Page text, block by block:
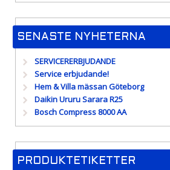
SENASTE NYHETERNA
SERVICERERBJUDANDE
Service erbjudande!
Hem & Villa mässan Göteborg
Daikin Ururu Sarara R25
Bosch Compress 8000 AA
PRODUKTETIKETTER